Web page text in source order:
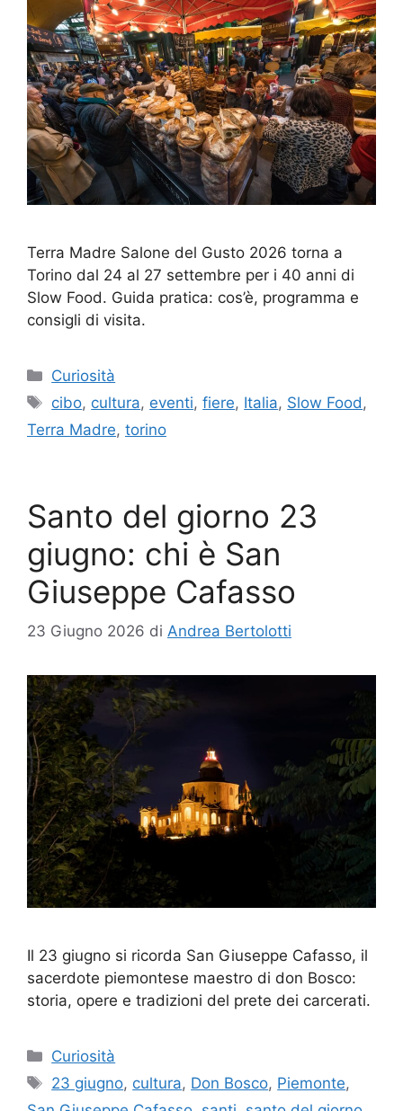
Terra Madre Salone del Gusto 2026 torna a
Torino dal 24 al 27 settembre per i 40 anni di
Slow Food. Guida pratica: cos’è, programma e
consigli di visita.
Categorie
Curiosità
Tag
cibo, cultura, eventi,fiere, Italia, Slow Food ,
Terra Madre, torino
Santo del giorno 23
giugno: chi è San
Giuseppe Cafasso
23 Giugno 2026 di Andrea Bertolotti
Il 23 giugno si ricorda San Giuseppe Cafasso, il
sacerdote piemontese maestro di don Bosco:
storia, opere e tradizioni del prete dei carcerati.
Categorie
Curiosità
Tag
23 giugno, cultura, Don Bosco, Piemonte,